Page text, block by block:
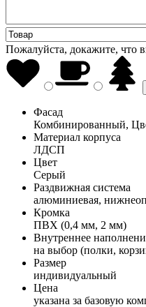
Пожалуйста, докажите, что
Фасад
Комбинированный,
Материал корпуса
ЛДСП
Цвет
Серый
Раздвижная система
алюминиевая,
Кромка
ПВХ (0,4 мм, 2 мм)
Внутреннее
на выбор (полки,
Размер
индивидуальный
Цена
указана за базовую